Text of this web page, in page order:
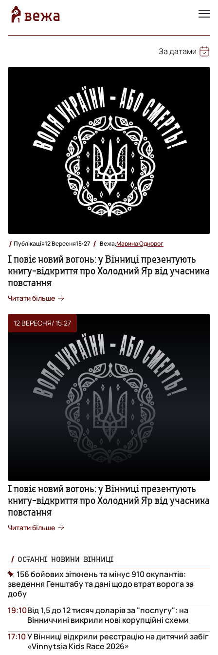
За датами
Публікація12 Вересня15:27 Вежа,Марина Однорог
І повіє новий вогонь: у Вінниці презентують
книгу-відкриття про Холодний Яр від учасника
повстання
Читати більше
12 ВЕРЕСНЯ/ 15:27
І повіє новий вогонь: у Вінниці презентують
книгу-відкриття про Холодний Яр від учасника
повстання
Читати більше
ОСТАННІ НОВИНИ ВІННИЦІ
156 бойових зіткнень та мінус 910 окупантів:
зведення Генштабу та дані щодо втрат ворога за
добу
Від 1,5 до 12 тисяч доларів за "послугу": на
Вінниччині викрили нові корупційні схеми
19:10
У Вінниці відкрили реєстрацію на дитячий забіг
«Vinnytsia Kids Race 2026»
17:10